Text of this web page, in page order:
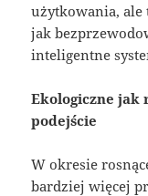
użytkowania, ale
jak
inteligentne
Ekologiczne jak
podejście
W okresie
bardziej więcej